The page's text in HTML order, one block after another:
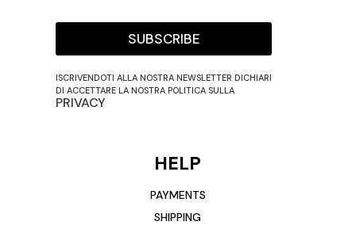
SUBSCRIBE
ISCRIVENDOTI ALLA NOSTRA NEWSLETTER DICHIARI
DI ACCETTARE LA NOSTRA POLITICA SULLA
PRIVACY
HELP
PAYMENTS
SHIPPING